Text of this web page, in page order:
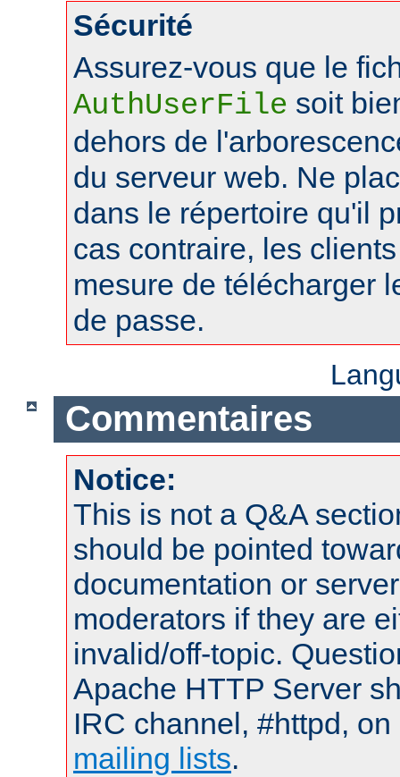
Sécurité
Assurez-vous que le
AuthUserFile soit
dehors de
du serveur web. Ne
dans le répertoire qu'il
cas contraire, les
mesure de télécharger
de passe.
Commentaires
Notice:
This is not a Q&A
should be pointed
documentation or
moderators if they are
invalid/off-topic.
Apache HTTP Server
IRC channel, #httpd,
mailing lists.